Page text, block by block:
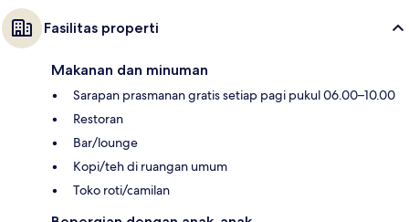
Fasilitas properti
Makanan dan minuman
Sarapan prasmanan gratis setiap pagi pukul 06.00–10.00
Restoran
Bar/lounge
Kopi/teh di ruangan umum
Toko roti/camilan